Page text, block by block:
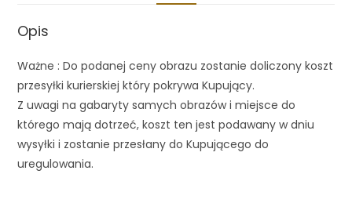
Opis
Ważne : Do podanej ceny obrazu zostanie doliczony koszt
przesyłki kurierskiej który pokrywa Kupujący.
Z uwagi na gabaryty samych obrazów i miejsce do
którego mają dotrzeć, koszt ten jest podawany w dniu
wysyłki i zostanie przesłany do Kupującego do
uregulowania.